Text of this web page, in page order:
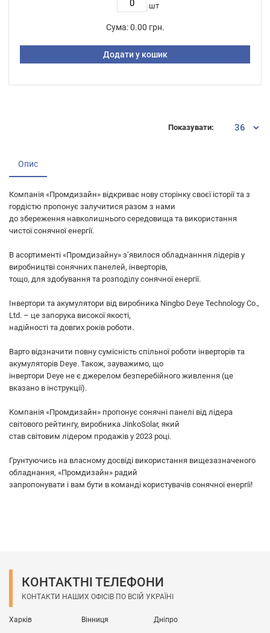
шт
Сума: 0.00 грн.
Додати у кошик
Показувати:
Опис
Компанія «Промдизайн» відкриває нову сторінку своєї історії та з
гордістю пропонує залучитися разом з нами
до збереження навколишнього середовища та використання
чистої сонячної енергії.
В асортименті «Промдизайну» з’явилося обладнанння лідерів у
виробництві сонячних панелей, інверторів,
тощо, для здобування та розподілу сонячної енергії.
Інвертори та акумулятори від виробника Ningbo Deye Technology Co.,
Ltd. – це запорука високої якості,
надійності та довгих років роботи.
Варто відзначити повну сумісність спільної роботи інверторів та
акумуляторів Deye. Також, зауважимо, що
інвертори Deye не є джерелом безперебійного живлення (це
вказано в інструкції).
Компанія «Промдизайн» пропонує сонячні панелі від лідера
світового рейтингу, виробника JinkoSolar, який
став світовим лідером продажів у 2023 році.
Грунтуючись на власному досвіді використання вищезазначеного
обладнання, «Промдизайн» радий
запропонувати і вам бути в команді користувачів сонячної енергії!
КОНТАКТНІ ТЕЛЕФОНИ
КОНТАКТИ НАШИХ ОФІСІВ ПО ВСІЙ УКРАЇНІ
Харків Вінниця Дніпро